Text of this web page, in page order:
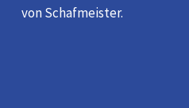
von Schafmeister.